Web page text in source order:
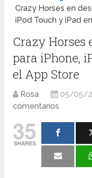
Crazy Horses en
iPod Touch y iPad
Crazy Horses
para iPhone,
el App Store
Rosa 05/05/
comentarios
35
SHARES